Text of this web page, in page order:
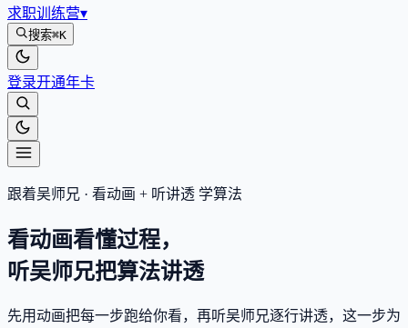
求职训练营▾
搜索⌘K
登录开通年卡
跟着吴师兄 · 看动画 + 听讲透 学算法
看动画看懂过程，
听吴师兄把算法讲透
先用动画把每一步跑给你看，再听吴师兄逐行讲透，这一步为